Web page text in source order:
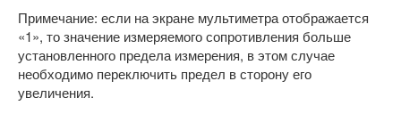
Примечание: если на экране мультиметра отображается
«1», то значение измеряемого сопротивления больше
установленного предела измерения, в этом случае
необходимо переключить предел в сторону его
увеличения.